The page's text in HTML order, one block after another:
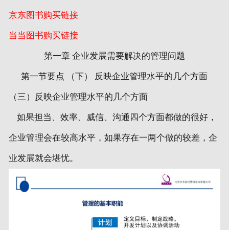
京东图书购买链接
当当图书购买链接
第一章 企业发展需要解决的管理问题
第一节要点 （下） 反映企业管理水平的几个方面
（三）反映企业管理水平的几个方面
如果担当、效率、威信、沟通四个方面都做的很好，
企业管理会在较高水平，如果存在一两个做的较差，企
业发展就会堪忧。